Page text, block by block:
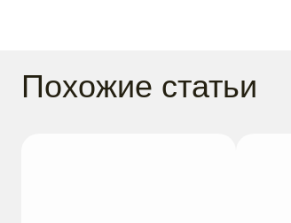
Похожие статьи